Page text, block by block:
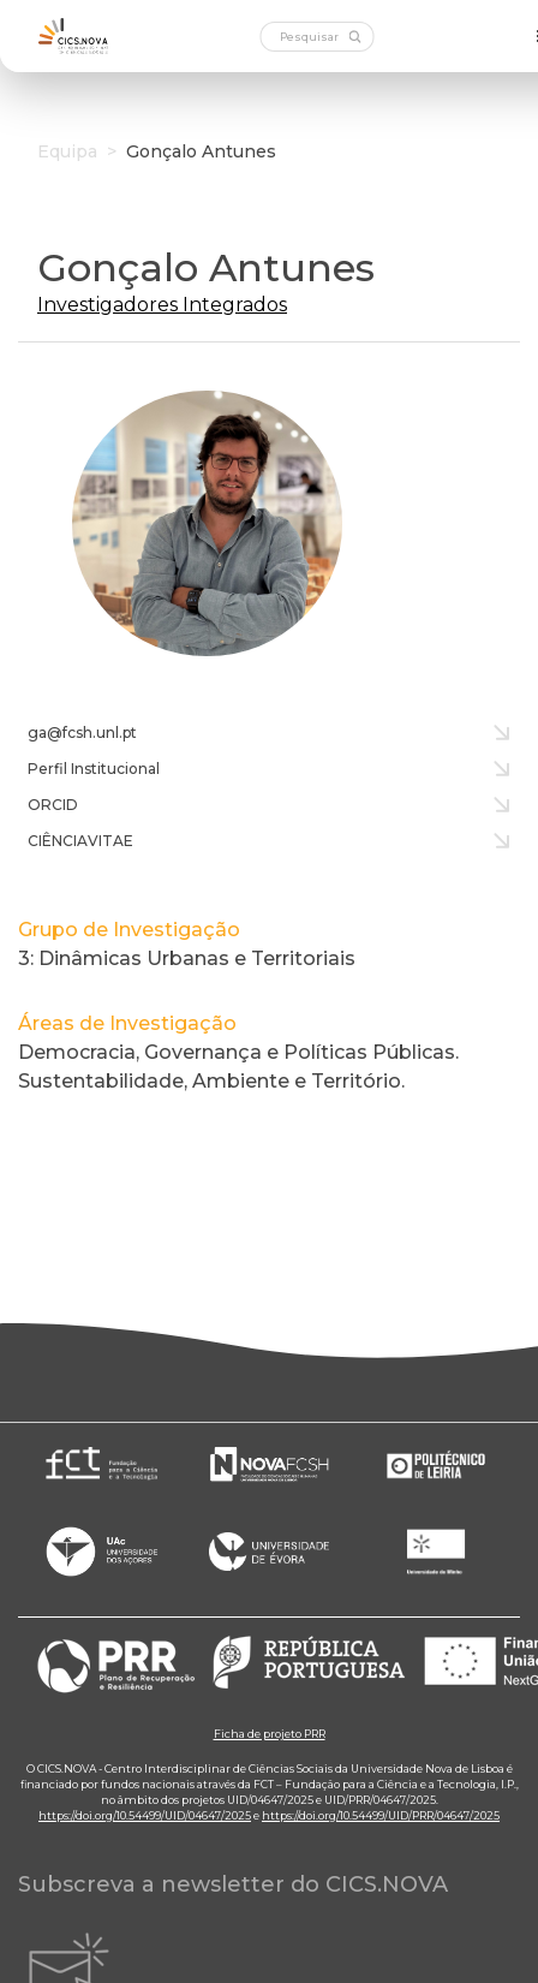
Equipa > Gonçalo Antunes
Gonçalo Antunes
Investigadores Integrados
Grupo de Investigação
3: Dinâmicas Urbanas e Territoriais
Áreas de Investigação
Democracia, Governança e Políticas Públicas.
Sustentabilidade, Ambiente e Território.
ga@fcsh.unl.pt
Perfil Institucional
ORCID
CIÊNCIAVITAE
Ficha de projeto PRR
O CICS.NOVA - Centro Interdisciplinar de Ciências Sociais da Universidade Nova de Lisboa é
financiado por fundos nacionais através da FCT – Fundação para a Ciência e a Tecnologia, I.P.,
no âmbito dos projetos UID/04647/2025 e UID/PRR/04647/2025.
https://doi.org/10.54499/UID/04647/2025e https://doi.org/10.54499/UID/PRR/04647/2025
Subscreva a newsletter do CICS.NOVA